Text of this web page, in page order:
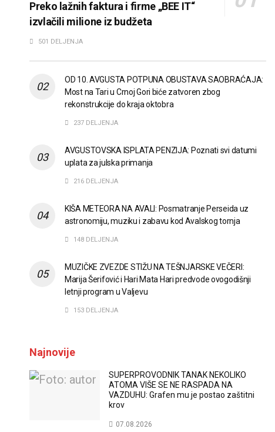
Preko lažnih faktura i firme „BEE IT“
izvlačili milione iz budžeta
501 DELJENJA
OD 10. AVGUSTA POTPUNA OBUSTAVA SAOBRAĆAJA:
Most na Tari u Crnoj Gori biće zatvoren zbog
rekonstrukcije do kraja oktobra
237 DELJENJA
AVGUSTOVSKA ISPLATA PENZIJA: Poznati svi datumi
uplata za julska primanja
216 DELJENJA
KIŠA METEORA NA AVALI: Posmatranje Perseida uz
astronomiju, muziku i zabavu kod Avalskog tornja
148 DELJENJA
MUZIČKE ZVEZDE STIŽU NA TEŠNJARSKE VEČERI:
Marija Šerifović i Hari Mata Hari predvode ovogodišnji
letnji program u Valjevu
153 DELJENJA
Najnovije
SUPERPROVODNIK TANAK NEKOLIKO
ATOMA VIŠE SE NE RASPADA NA
VAZDUHU: Grafen mu je postao zaštitni
krov
07.08.2026